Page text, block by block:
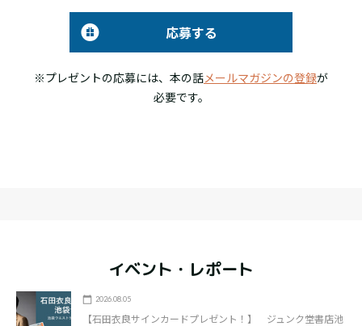
応募する
※プレゼントの応募には、本の話メールマガジンの登録が
必要です。
イベント・レポート
2026.08.05
【石田衣良サインカードプレゼント！】 ジュンク堂書店池